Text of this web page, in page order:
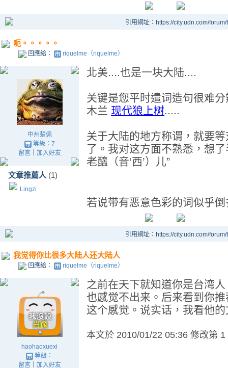
引用網址：https://city.udn.com/
呃。。。。。
回應給： riquelme（riquelme）
中州楚佩
等級：7
留言｜ 加入好友
文章推薦人 (1)
Lingzi
北美....也是一块大陆....
关键是您平时遣词造句很难
木兰 现代狼上树.....
关于大陆的地方称谓，就要
了。我对这方面不熟悉，想
老醯（音‘西’）儿”
若说带有恶意色彩的词似乎
引用網址：https://city.udn.com/
我觉得你比很多大陆人还大陆人
回應給： riquelme（riquelme）
haohaoxuexi
等級：
留言｜ 加入好友
之前在天下就知道你是台湾
也感觉不出来。后来看到你
这个感觉。说实话，我看他
本文於 2010/01/22 05:36 修改第 1